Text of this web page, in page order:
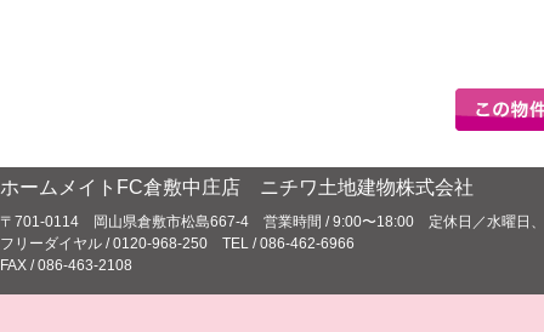
ホームメイトFC倉敷中庄店 ニチワ土地建物株式会社
〒701-0114 岡山県倉敷市松島667-4 営業時間 / 9:00〜18:00 定休日／水曜日、
フリーダイヤル / 0120-968-250 TEL / 086-462-6966
FAX / 086-463-2108